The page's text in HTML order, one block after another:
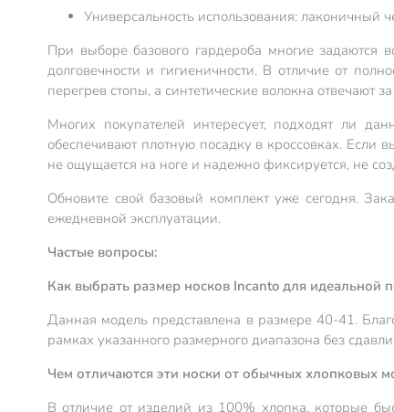
Универсальность использования: лаконичный
При выборе базового гардероба многие
долговечности и гигиеничности. В отличие от
перегрев стопы, а синтетические волокна отвечают
Многих покупателей интересует, подходят ли
обеспечивают плотную посадку в кроссовках. Если
не ощущается на ноге и надежно фиксируется, не
Обновите свой базовый комплект уже сегодня.
ежедневной эксплуатации.
Частые вопросы:
Как выбрать размер носков Incanto для идеальной
Данная модель представлена в размере 40-41.
рамках указанного размерного диапазона без
Чем отличаются эти носки от обычных хлопковых
В отличие от изделий из 100% хлопка, которые